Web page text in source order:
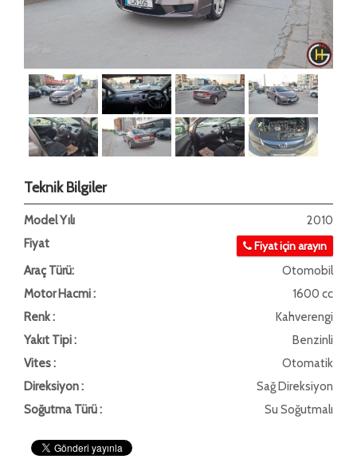
Teknik Bilgiler
Model Yılı
2010
Fiyat
Fiyat için arayın
Araç Türü:
Otomobil
Motor Hacmi :
1600 cc
Renk :
Kahverengi
Yakıt Tipi :
Benzinli
Vites :
Otomatik
Direksiyon :
Sağ Direksiyon
Soğutma Türü :
Su Soğutmalı